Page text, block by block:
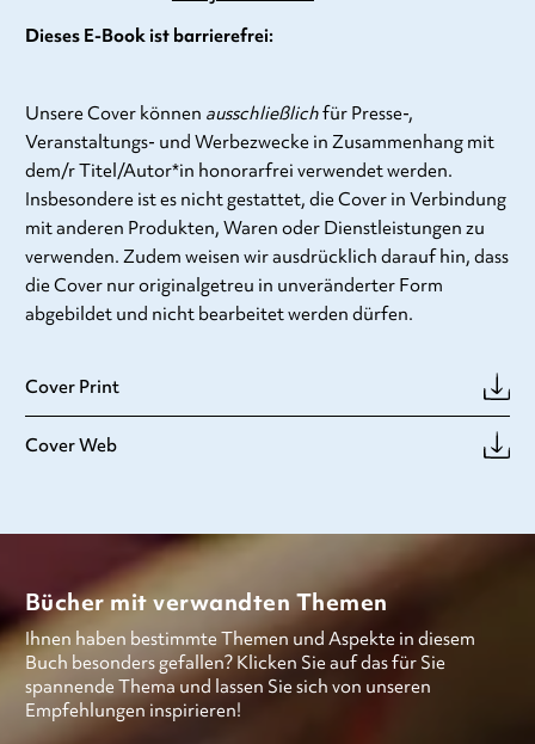
Dieses E-Book ist barrierefrei:
Unsere Cover können ausschließlichfür Presse-,
Veranstaltungs- und Werbezwecke in Zusammenhang mit
dem/r Titel/Autor*in honorarfrei verwendet werden.
Insbesondere ist es nicht gestattet, die Cover in Verbindung
mit anderen Produkten, Waren oder Dienstleistungen zu
verwenden. Zudem weisen wir ausdrücklich darauf hin, dass
die Cover nur originalgetreu in unveränderter Form
abgebildet und nicht bearbeitet werden dürfen.
Cover Print
Cover Web
Bücher mit verwandten Themen
Ihnen haben bestimmte Themen und Aspekte in diesem
Buch besonders gefallen? Klicken Sie auf das für Sie
spannende Thema und lassen Sie sich von unseren
Empfehlungen inspirieren!